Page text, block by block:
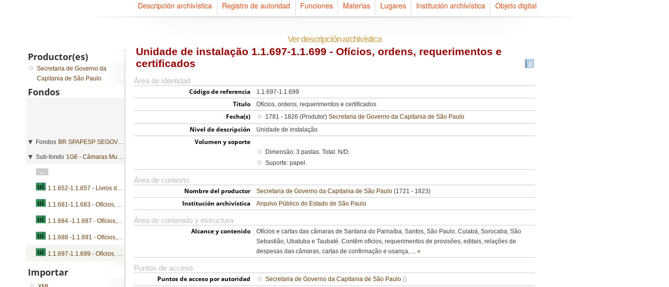
Descripción archivística Registro de autoridad Funciones Materias Lugares Institución archivística Objeto digital
Ver descripción archivística
Unidade de instalação 1.1.697-1.1.699 - Ofícios, ordens, requerimentos e
certificados
Área de identidad
Código de referencia 1.1.697-1.1.699
Título Ofícios, ordens, requerimentos e certificados
Fecha(s) 1781 - 1826 (Produtor) Secretaria de Governo da Capitania de São Paulo
Nivel de descripción Unidade de instalação
Volumen y soporte
Dimensão: 3 pastas. Total: N/D.
Suporte: papel.
Área de contexto
Nombre del productor Secretaria de Governo da Capitania de São Paulo(1721 - 1823)
Institución archivística Arquivo Público do Estado de São Paulo
Área de contenido y estructura
Alcance y contenido
Ofícios e cartas das câmaras de Santana do Parnaíba, Santos, São Paulo, Cuiabá, Sorocaba, São
Sebastião, Ubatuba e Taubaté. Contêm ofícios, requerimentos de provisões, editais, relações de
despesas das câmaras, cartas de confirmação e usança, ... »
Puntos de acceso
Puntos de acceso por autoridad Secretaria de Governo da Capitania de São Paulo ()
Productor(es)
Secretaria de Governo da
Capitania de São Paulo
Fondos
Fondos BR SPAPESP SEGOVC - Secretaria de Governo da Capitania de São Paulo
Sub-fondo 1G6 - Câmaras Municipais
...
1.1.652-1.1.657 - Livros de registros de notas e livros de despesa
1.1.681-1.1.683 - Ofícios, ordens, livros de registros de notas e livros de receita e despesa
1.1.684 -1.1.687 - Ofícios, ordens, requerimentos e termos de eleição e nomeação
1.1.688 -1.1.691 - Ofícios, ordens, requerimentos e inventários
1.1.697-1.1.699 - Ofícios, ordens, requerimentos e certificados
Importar